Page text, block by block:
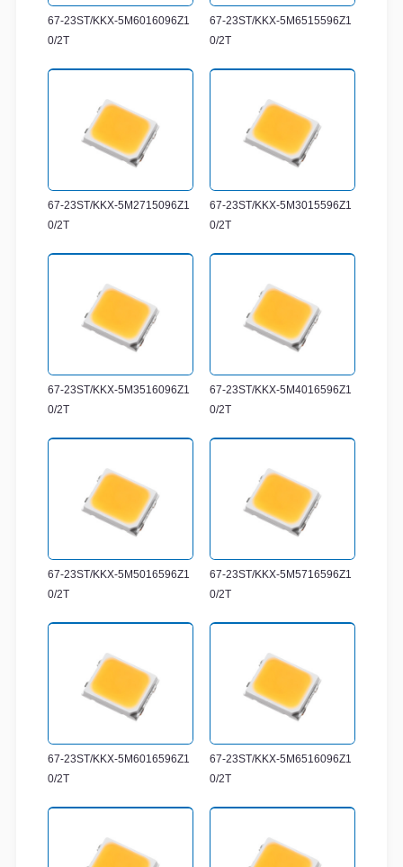
67-23ST/KKX-5M6016096Z1
0/2T
67-23ST/KKX-5M6515596Z1
0/2T
67-23ST/KKX-5M2715096Z1
0/2T
67-23ST/KKX-5M3015596Z1
0/2T
67-23ST/KKX-5M3516096Z1
0/2T
67-23ST/KKX-5M4016596Z1
0/2T
67-23ST/KKX-5M5016596Z1
0/2T
67-23ST/KKX-5M5716596Z1
0/2T
67-23ST/KKX-5M6016596Z1
0/2T
67-23ST/KKX-5M6516096Z1
0/2T